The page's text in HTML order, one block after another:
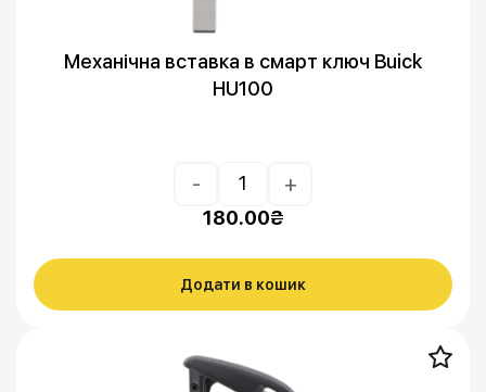
Механічна вставка в смарт ключ Buick
HU100
- +
180.00₴
Додати в кошик